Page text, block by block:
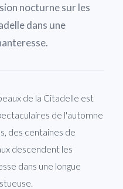
nocturne sur les
dans une
de la Citadelle est
de l'automne
des centaines de
descendent les
dans une longue